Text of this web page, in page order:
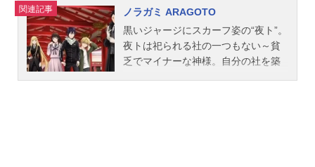
関連記事
ノラガミ ARAGOTO
黒いジャージにスカーフ姿の“夜ト”。
夜トは祀られる社の一つもない～貧
乏でマイナーな神様。自分の社を築